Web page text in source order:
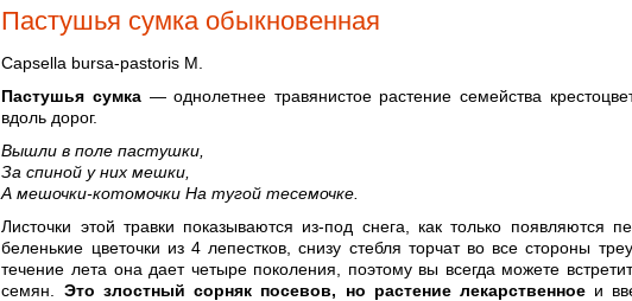
Пастушья сумка обыкновенная
Capsella bursa-pastoris М.
Пастушья сумка — однолетнее травянистое растение семейства
вдоль дорог.
Вышли в поле пастушки,
За спиной у них мешки,
А мешочки-котомочки На тугой тесемочке.
Листочки этой травки показываются из-под снега, как только
беленькие цветочки из 4 лепестков, снизу стебля торчат во все стороны
течение лета она дает четыре поколения, поэтому вы всегда можете
семян. Это злостный сорняк посевов, но растение лекарственноеи